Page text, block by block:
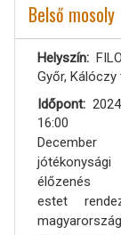
Belső mosoly
Helyszín
Győr, Kálóczy
Időpont
16:00
December
jótékonysági
élőzenés
estet